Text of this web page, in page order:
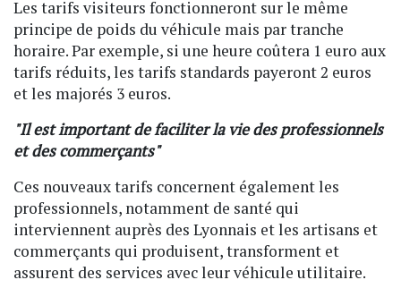
Les tarifs visiteurs fonctionneront sur le même
principe de poids du véhicule mais par tranche
horaire. Par exemple, si une heure coûtera 1 euro aux
tarifs réduits, les tarifs standards payeront 2 euros
et les majorés 3 euros.
"Il est important de faciliter la vie des professionnels
et des commerçants"
Ces nouveaux tarifs concernent également les
professionnels, notamment de santé qui
interviennent auprès des Lyonnais et les artisans et
commerçants qui produisent, transforment et
assurent des services avec leur véhicule utilitaire.